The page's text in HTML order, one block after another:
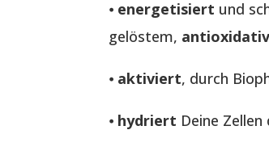
⦁ energetisiert und
gelöstem,
⦁ aktiviert, durch
⦁ hydriert Deine